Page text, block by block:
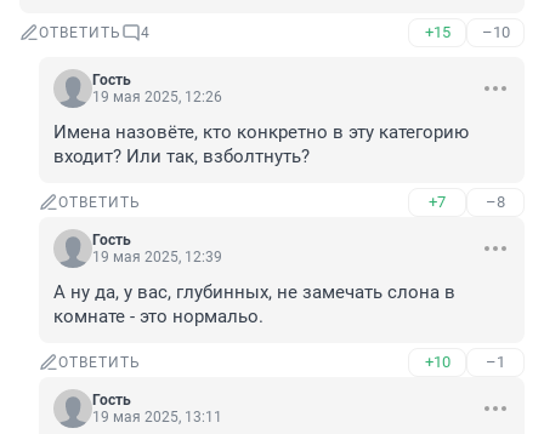
ОТВЕТИТЬ 4 +15 –10
Гость
19 мая 2025, 12:26
Имена назовёте, кто конкретно в эту категорию
входит? Или так, взболтнуть?
ОТВЕТИТЬ +7 –8
Гость
19 мая 2025, 12:39
А ну да, у вас, глубинных, не замечать слона в
комнате - это нормальо.
ОТВЕТИТЬ +10 –1
Гость
19 мая 2025, 13:11